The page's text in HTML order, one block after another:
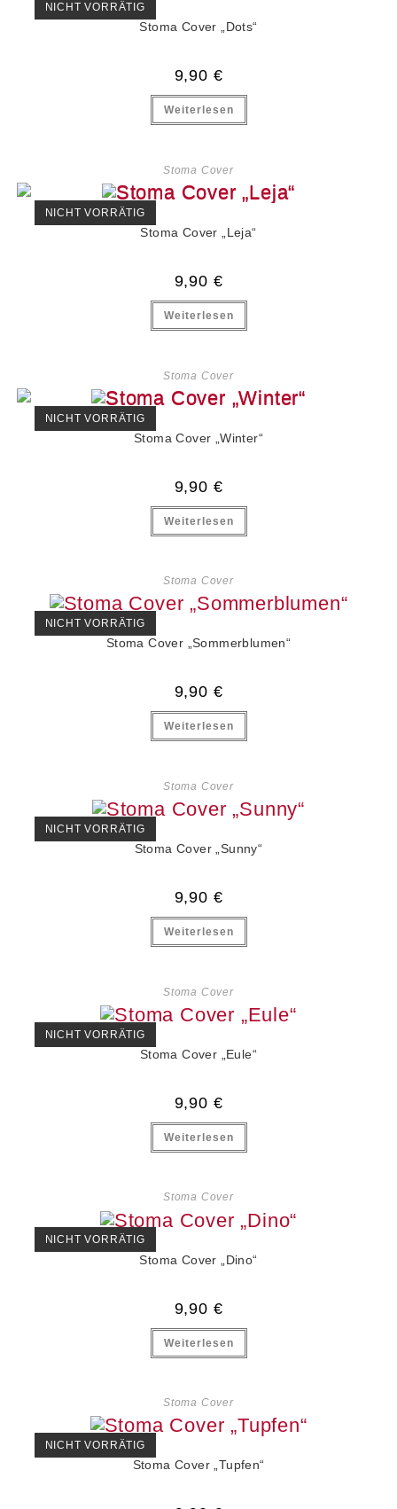
NICHT VORRÄTIG
Stoma Cover „Dots“
9,90 €
Weiterlesen
Stoma Cover
NICHT VORRÄTIG
Stoma Cover „Leja“
9,90 €
Weiterlesen
Stoma Cover
NICHT VORRÄTIG
Stoma Cover „Winter“
9,90 €
Weiterlesen
Stoma Cover
NICHT VORRÄTIG
Stoma Cover „Sommerblumen“
9,90 €
Weiterlesen
Stoma Cover
NICHT VORRÄTIG
Stoma Cover „Sunny“
9,90 €
Weiterlesen
Stoma Cover
NICHT VORRÄTIG
Stoma Cover „Eule“
9,90 €
Weiterlesen
Stoma Cover
NICHT VORRÄTIG
Stoma Cover „Dino“
9,90 €
Weiterlesen
Stoma Cover
NICHT VORRÄTIG
Stoma Cover „Tupfen“